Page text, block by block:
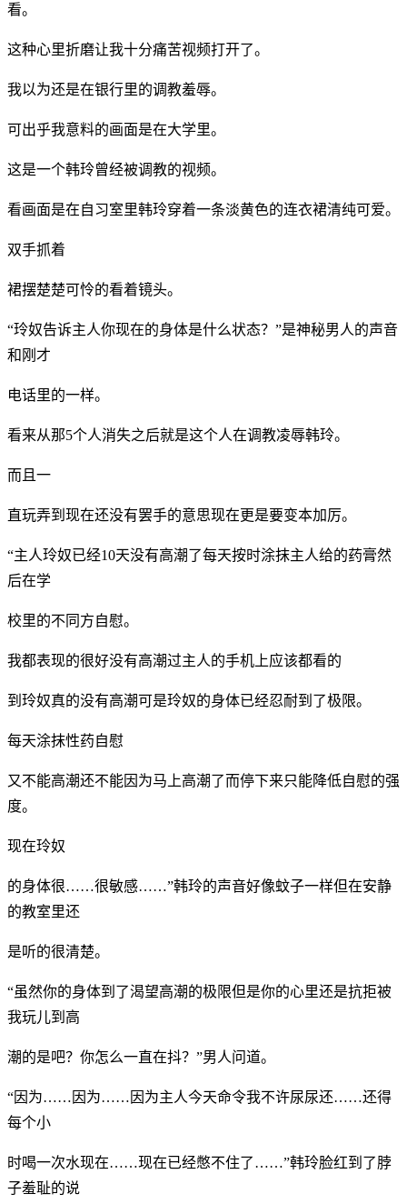
看。
这种心里折磨让我十分痛苦视频打开了。
我以为还是在银行里的调教羞辱。
可出乎我意料的画面是在大学里。
这是一个韩玲曾经被调教的视频。
看画面是在自习室里韩玲穿着一条淡黄色的连衣裙清纯可爱。
双手抓着
裙摆楚楚可怜的看着镜头。
“玲奴告诉主人你现在的身体是什么状态？”是神秘男人的声音
和刚才
电话里的一样。
看来从那5个人消失之后就是这个人在调教凌辱韩玲。
而且一
直玩弄到现在还没有罢手的意思现在更是要变本加厉。
“主人玲奴已经10天没有高潮了每天按时涂抹主人给的药膏然
后在学
校里的不同方自慰。
我都表现的很好没有高潮过主人的手机上应该都看的
到玲奴真的没有高潮可是玲奴的身体已经忍耐到了极限。
每天涂抹性药自慰
又不能高潮还不能因为马上高潮了而停下来只能降低自慰的强
度。
现在玲奴
的身体很……很敏感……”韩玲的声音好像蚊子一样但在安静
的教室里还
是听的很清楚。
“虽然你的身体到了渴望高潮的极限但是你的心里还是抗拒被
我玩儿到高
潮的是吧？你怎么一直在抖？”男人问道。
“因为……因为……因为主人今天命令我不许尿尿还……还得
每个小
时喝一次水现在……现在已经憋不住了……”韩玲脸红到了脖
子羞耻的说